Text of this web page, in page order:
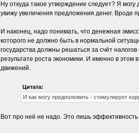
Ну откуда такое утверждение следует? Я
увижу увеличения предложения денег. Вроде
И наконец, надо понимать, что денежная
которого не должно быть в нормальной
государства должны решаться за счёт
результате роста экономики. И именно в этом
движений.
Цитата:
И как могу предположить - стимулирует
Вот про неё не надо. Это лишь